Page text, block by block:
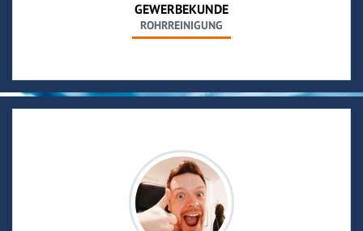
GEWERBEKUNDE
ROHRREINIGUNG